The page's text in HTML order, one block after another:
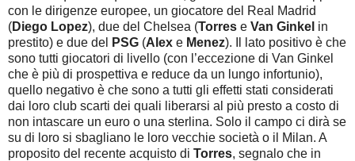
con le dirigenze europee, un giocatore del Real Madrid
(Diego Lopez), due del Chelsea (Torres e Van Ginkel in
prestito) e due del
PSG (Alex e Menez). Il lato positivo è che
sono tutti giocatori di livello (con l’eccezione di Van Ginkel
che è più di prospettiva e reduce da un lungo infortunio),
quello negativo è che sono a tutti gli effetti stati considerati
dai loro club scarti dei quali liberarsi al più presto a costo di
non intascare un euro o una sterlina. Solo il campo ci dirà se
su di loro si sbagliano le loro vecchie società o il Milan. A
proposito del recente acquisto di Torres, segnalo che in